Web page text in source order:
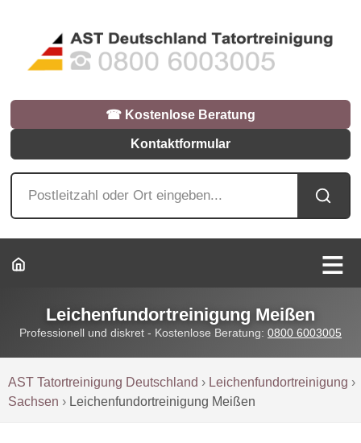
☎︎ Kostenlose Beratung
Kontaktformular
Leichenfundortreinigung Meißen
Professionell und diskret - Kostenlose Beratung: 0800 6003005
AST Tatortreinigung Deutschland › Leichenfundortreinigung ›
Sachsen › Leichenfundortreinigung Meißen